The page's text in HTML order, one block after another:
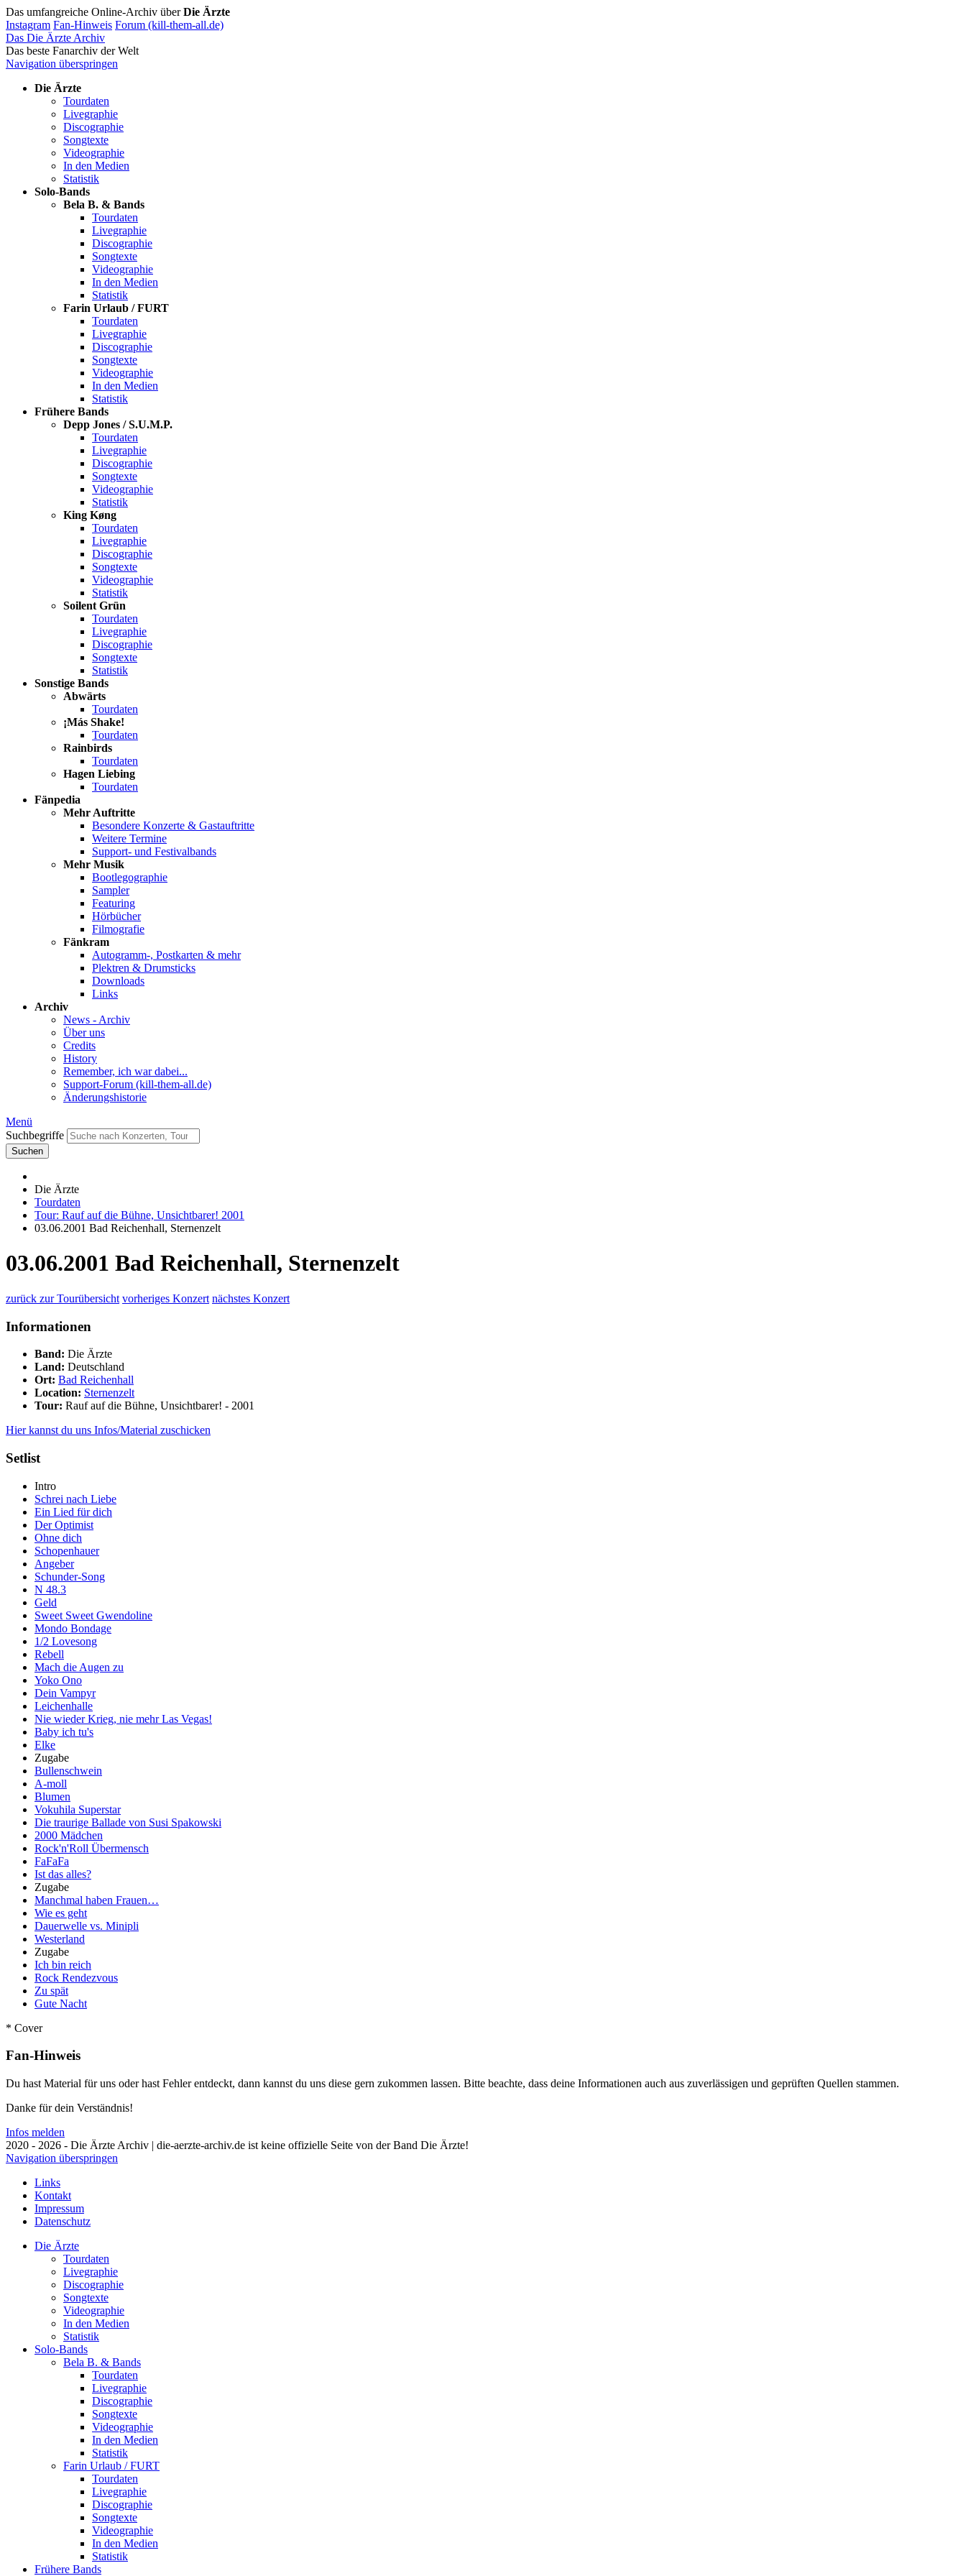
Das umfangreiche Online-Archiv überDie Ärzte
Instagram Fan-Hinweis Forum (kill-them-all.de)
Das Die Ärzte Archiv
Das beste Fanarchiv der Welt
Navigation überspringen
Die Ärzte
Tourdaten
Livegraphie
Discographie
Songtexte
Videographie
In den Medien
Statistik
Solo-Bands
Bela B. & Bands
Tourdaten
Livegraphie
Discographie
Songtexte
Videographie
In den Medien
Statistik
Farin Urlaub / FURT
Tourdaten
Livegraphie
Discographie
Songtexte
Videographie
In den Medien
Statistik
Frühere Bands
Depp Jones / S.U.M.P.
Tourdaten
Livegraphie
Discographie
Songtexte
Videographie
Statistik
King Køng
Tourdaten
Livegraphie
Discographie
Songtexte
Videographie
Statistik
Soilent Grün
Tourdaten
Livegraphie
Discographie
Songtexte
Statistik
Sonstige Bands
Abwärts
Tourdaten
¡Más Shake!
Tourdaten
Rainbirds
Tourdaten
Hagen Liebing
Tourdaten
Fänpedia
Mehr Auftritte
Besondere Konzerte & Gastauftritte
Weitere Termine
Support- und Festivalbands
Mehr Musik
Bootlegographie
Sampler
Featuring
Hörbücher
Filmografie
Fänkram
Autogramm-, Postkarten & mehr
Plektren & Drumsticks
Downloads
Links
Archiv
News - Archiv
Über uns
Credits
History
Remember, ich war dabei...
Support-Forum (kill-them-all.de)
Änderungshistorie
Menü
Suchbegriffe
Suchen
Die Ärzte
Tourdaten
Tour: Rauf auf die Bühne, Unsichtbarer! 2001
03.06.2001 Bad Reichenhall, Sternenzelt
03.06.2001 Bad Reichenhall, Sternenzelt
zurück zur Tourübersicht vorheriges Konzert nächstes Konzert
Informationen
Band: Die Ärzte
Land: Deutschland
Ort: Bad Reichenhall
Location: Sternenzelt
Tour: Rauf auf die Bühne, Unsichtbarer! - 2001
Hier kannst du uns Infos/Material zuschicken
Setlist
Intro
Schrei nach Liebe
Ein Lied für dich
Der Optimist
Ohne dich
Schopenhauer
Angeber
Schunder-Song
N 48.3
Geld
Sweet Sweet Gwendoline
Mondo Bondage
1/2 Lovesong
Rebell
Mach die Augen zu
Yoko Ono
Dein Vampyr
Leichenhalle
Nie wieder Krieg, nie mehr Las Vegas!
Baby ich tu's
Elke
Zugabe
Bullenschwein
A-moll
Blumen
Vokuhila Superstar
Die traurige Ballade von Susi Spakowski
2000 Mädchen
Rock'n'Roll Übermensch
FaFaFa
Ist das alles?
Zugabe
Manchmal haben Frauen…
Wie es geht
Dauerwelle vs. Minipli
Westerland
Zugabe
Ich bin reich
Rock Rendezvous
Zu spät
Gute Nacht
* Cover
Fan-Hinweis
Du hast Material für uns oder hast Fehler entdeckt, dann kannst du uns diese gern zukommen lassen. Bitte beachte, dass deine Informationen auch aus zuverlässigen und geprüften Quellen stammen.
Danke für dein Verständnis!
Infos melden
2020 - 2026 - Die Ärzte Archiv | die-aerzte-archiv.de ist keine offizielle Seite von der Band Die Ärzte!
Navigation überspringen
Links
Kontakt
Impressum
Datenschutz
Die Ärzte
Tourdaten
Livegraphie
Discographie
Songtexte
Videographie
In den Medien
Statistik
Solo-Bands
Bela B. & Bands
Tourdaten
Livegraphie
Discographie
Songtexte
Videographie
In den Medien
Statistik
Farin Urlaub / FURT
Tourdaten
Livegraphie
Discographie
Songtexte
Videographie
In den Medien
Statistik
Frühere Bands